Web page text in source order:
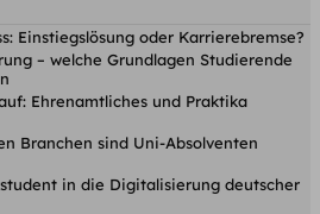
Einstiegslösung oder Karrierebremse?
– welche Grundlagen Studierende
Ehrenamtliches und Praktika
Branchen sind Uni-Absolventen
in die Digitalisierung deutscher